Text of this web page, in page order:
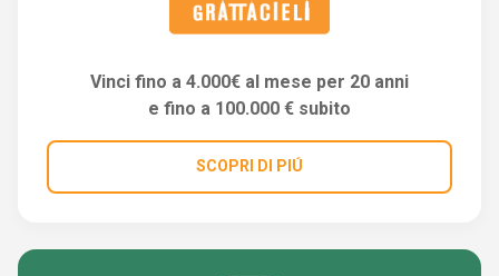
Vinci fino a 4.000€ al mese per 20 anni
e fino a 100.000 € subito
SCOPRI DI PIÚ